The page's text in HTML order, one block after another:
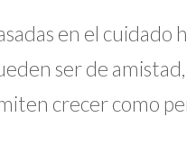
en el cuidado
ser de
crecer como